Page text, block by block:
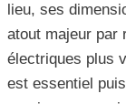
lieu, ses
atout majeur par
électriques plus
est essentiel